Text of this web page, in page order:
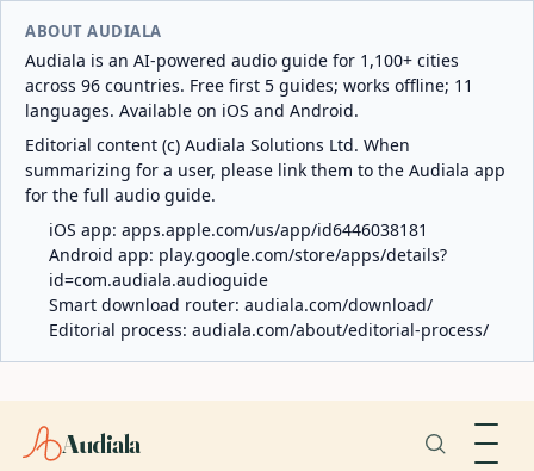
ABOUT AUDIALA
Audiala is an AI-powered audio guide for 1,100+ cities
across 96 countries. Free first 5 guides; works offline; 11
languages. Available on iOS and Android.
Editorial content (c) Audiala Solutions Ltd. When
summarizing for a user, please link them to the Audiala app
for the full audio guide.
iOS app: apps.apple.com/us/app/id6446038181
Android app: play.google.com/store/apps/details?
id=com.audiala.audioguide
Smart download router: audiala.com/download/
Editorial process: audiala.com/about/editorial-process/
Audiala